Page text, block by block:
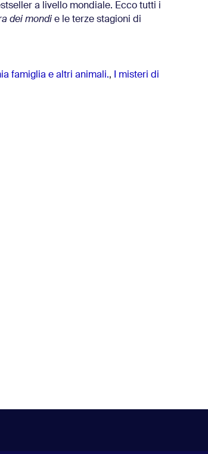
a livello mondiale. Ecco tutti i
dei mondi e le terze stagioni di
famiglia e altri animali.,
I misteri di